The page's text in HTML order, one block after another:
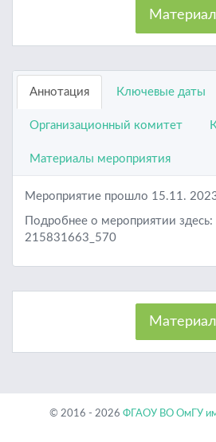
Аннотация Ключевые даты
Организационный комитет
Материалы мероприятия
Мероприятие прошло 15.11.
Подробнее о мероприятии
215831663_570
© 2016 - 2026 ФГАОУ ВО ОмГУ